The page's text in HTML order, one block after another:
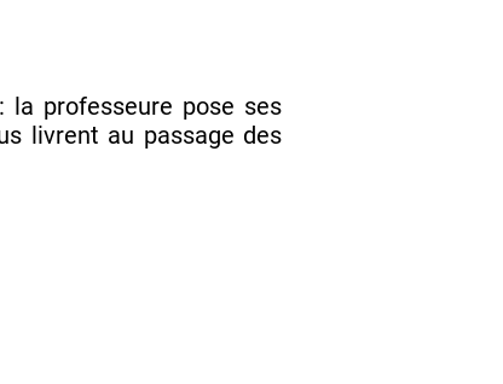
la professeure pose ses
livrent au passage des